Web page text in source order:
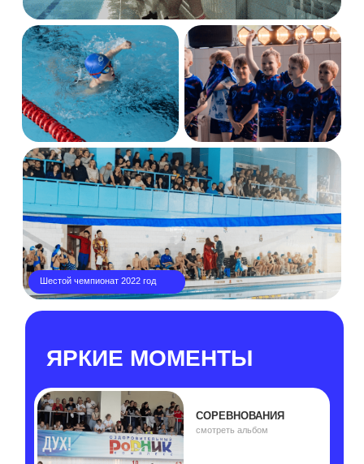
СОРЕВНОВАНИЯ
LIVE
СПОРТИВНЫЙ ЛАГЕРЬ
смотреть альбом
смотреть альбом
смотреть альбом
258 фотографий
140 фотографий
110 фотографий
ЯРКИЕ МОМЕНТЫ